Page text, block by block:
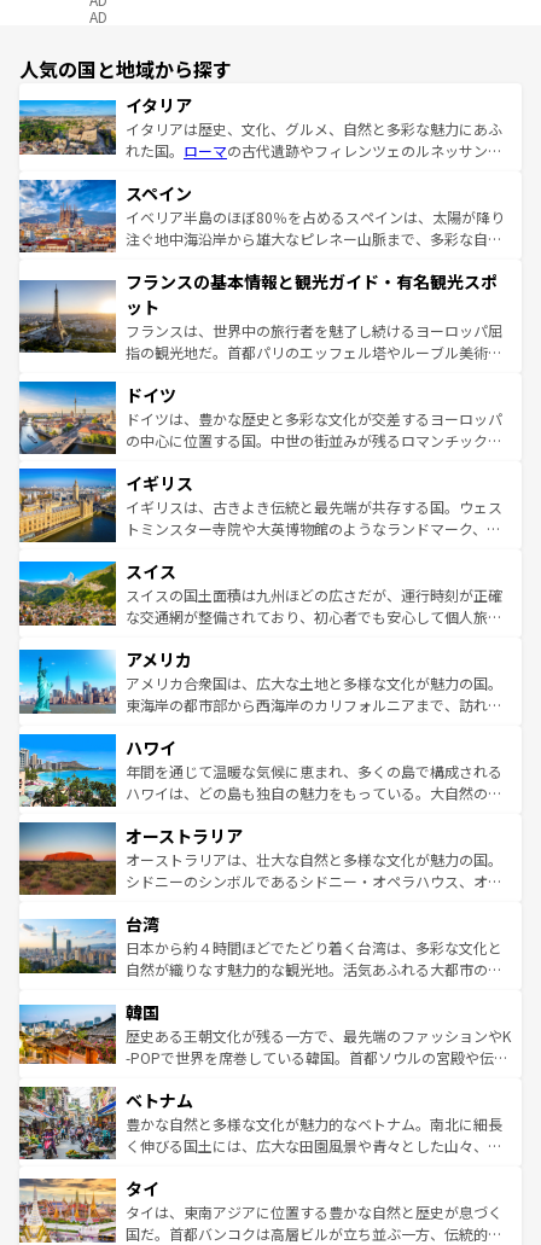
AD
人気の国と地域から探す
イタリア
イタリアは歴史、文化、グルメ、自然と多彩な魅力にあふ
れた国。 ローマの古代遺跡やフィレンツェのルネッサンス
ろん、トスカーナの美しい田園風景やアマルフィ海岸の絶
景など、自然景観も見逃せない。観光の合間には、本場の
ピザやパスタなど、絶品のイタリア料理を堪能することも
ませてくれるイタリアで、忘れられない旅をしてみよう！
なお、新着のイタリア情報は
しい。
スペイン
イベリア半島のほぼ80％を占めるスペインは、太陽が降り
注ぐ地中海沿岸から雄大なピレネー山脈まで、多彩な自然
文化が根付くこの国では、情熱的なフラメンコ、熱気あふ
れる闘牛、そして美味しいタパスが生活の一部となってい
る。首都マドリードの洗練された雰囲気や、バルセロナの
アートに溢れた街角から、地方では古代ローマ遺跡や中世
せる。地方によって風土や気候が異なるスペインはその個
性で訪れる人を魅了する。 なお、新着のスペイン情報は コ
ンテンツ一覧を参照してほしい。
フランスの基本情報と観光ガイド・有名観光スポ
ット
フランスは、世界中の旅行者を魅了し続けるヨーロッパ屈
指の観光地だ。首都パリのエッフェル塔やルーブル美術館
で、幅広い魅力が詰まっている。華麗な宮殿、歴史的な大
聖堂、美しいビーチ、そして豊かな自然が、訪れる者を心
から魅了する。また、フランスは美食の国としても知ら
いる。シャンパンの発祥地であるランス、プロヴァンスの
香り高いラベンダー畑など、多彩な楽しみ方が可能だ。さ
らに、パリ以外の地域にも魅力が溢れており、どの街角に
れる地方に足を運ぶとそれぞれで全く異なる文化を体験で
きるだろう。 なお、新着のフランス情報はコンテンツ一覧
を参照してほしい。
ドイツ
ドイツは、豊かな歴史と多彩な文化が交差するヨーロッパ
の中心に位置する国。中世の街並みが残るロマンチック街
顔を持つこの国は、どこを歩いても飽きることがない。ベ
ルリンの文化的活気、バイエルン州のアルプスの絶景、そ
してライン川沿いのワイン畑といった風景は必見。ビール
は、お酒好きな人にはぜひ体験してほしい。 なお、新着の
ドイツ情報はコンテンツ一覧を参照してほしい。
イギリス
イギリスは、古きよき伝統と最先端が共存する国。ウェス
トミンスター寺院や大英博物館のようなランドマーク、歴
リアごとに異なる魅力がある。また、優雅なアフタヌーン
ティー、ビール好きにはたまらない英国パブ、サッカー観
戦など、本場だからこそできる体験も豊富。イギリスを旅
ンツ一覧を参照してほしい。
スイス
スイスの国土面積は九州ほどの広さだが、運行時刻が正確
な交通網が整備されており、初心者でも安心して個人旅行
の建物がそのまま残る町や、スイスならではのユニークな
博物館もあり、アルプス観光だけでなく町歩きも満喫する
ことができる。国民の所得が高いため物価も高いが、旅行
ば市内交通費無料で観光を楽しむこともできる。 なお、新
着のスイス情報はコンテンツ一覧 を参照してほしい。
アメリカ
アメリカ合衆国は、広大な土地と多様な文化が魅力の国。
東海岸の都市部から西海岸のカリフォルニアまで、訪れる
のような巨大都市は、観光、ショッピング、エンターテイ
ンメントが詰まった刺激的なスポットだ。一方、アメリカ
西部には大自然が広がり、グランドキャニオンやイエロー
部のニューオーリンズでは、音楽と美食が融合した独特の
文化が魅力。旅行者はアメリカの各地域で異なる魅力を楽
しみながら、その多様性と豊かな歴史を感じることができ
ならではの贅沢な旅のスタイルだ。 なお、新着のアメリカ
情報はコンテンツ一覧を参照してほしい。
ハワイ
年間を通じて温暖な気候に恵まれ、多くの島で構成される
ハワイは、どの島も独自の魅力をもっている。大自然の神
ワイ島は見逃せない。また、定番の観光地といえばオアフ
島だが、静かな自然を求めるならマウイ島やカウアイ島が
おすすめ。エメラルドグリーンに輝く海をはじめ、豊かな
れるおもてなしの心で訪れる人々を迎えてくれるハワイの
人々、おいしいローカルフードやハワイアンミュージッ
ク、伝統的なフラダンスなど、すべてがハワイの魅力を彩
ワイを、存分に味わってほしい。 なお、新着のハワイ情報
はコンテンツ一覧を参照してほしい。
オーストラリア
オーストラリアは、壮大な自然と多様な文化が魅力の国。
シドニーのシンボルであるシドニー・オペラハウス、オー
リアリーフや大陸中央部にそびえるウルル（エアーズロッ
ク）、タスマニアの美しい原生林やケアンズの熱帯雨林な
ど、見どころがたくさん。また、カフェやワイン、オージ
いる。アクティビティも充実しており、サーフィンやダイ
ビング、ハイキングなど、アウトドア好きにはたまらな
い。オーストラリアの多彩な魅力を存分に味わいつくそ
参照してほしい。
台湾
日本から約４時間ほどでたどり着く台湾は、多彩な文化と
自然が織りなす魅力的な観光地。活気あふれる大都市の台
ン）、静ひつな山岳地帯である台湾東部など、都市の喧騒
と山間の静けさが共存しており、訪れる人に新しい発見と
驚きをもたらしてくれる。また、奥深い台湾の食文化も魅
容にもいいと評判のスイーツなど、バラエティ豊かな料理
が味わえる。 なお、新着の台湾情報は コンテンツ一覧を参
照してほしい。
韓国
歴史ある王朝文化が残る一方で、最先端のファッションやK
-POPで世界を席巻している韓国。首都ソウルの宮殿や伝統
き、地方に足を延ばせば四季折々の自然美を楽しむことが
できる。そして、キムチや焼肉、絶品のストリートフード
まで、さまざまな韓国料理が待っている。夜には、韓国な
リティに包まれながら、韓国の多彩な魅力を心ゆくまで味
わってみてほしい。 なお、新着の韓国情報はコンテンツ一
覧を参照してほしい。
ベトナム
豊かな自然と多様な文化が魅力的なベトナム。南北に細長
く伸びる国土には、広大な田園風景や青々とした山々、世
急速な発展と共に伝統が息づく。ハノイの古い町並みやホ
ーチミン市のフランス統治時代の建物も、独特の雰囲気を
醸し出している。また、バラエティの豊かさとおいしさで
タイ
タイは、東南アジアに位置する豊かな自然と歴史が息づく
国だ。首都バンコクは高層ビルが立ち並ぶ一方、伝統的な